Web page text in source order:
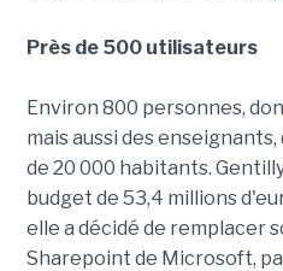
Près de 500 utilisateurs
Environ 800 personnes,
mais aussi des
de 20 000 habitants.
budget de 53,4 millions
elle a décidé de remplacer
Sharepoint de Microsoft,